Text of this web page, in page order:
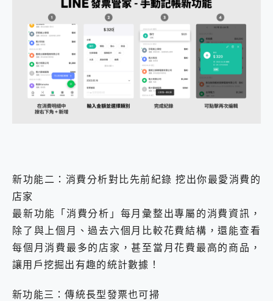
新功能二：消費分析對比先前紀錄 挖出你最愛消費的
店家
最新功能「消費分析」每月彙整出專屬的消費資訊，
除了與上個月、過去六個月比較花費結構，還能查看
每個月消費最多的店家，甚至當月花費最高的商品，
讓用戶挖掘出有趣的統計數據！
新功能三：傳統長型發票也可掃